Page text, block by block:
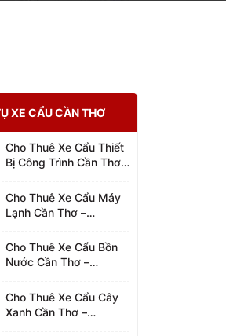
XE CẨU CẦN THƠ
Cho Thuê Xe Cẩu Thiết
Bị Công Trình Cần Thơ –
Cho Thuê Xe Cẩu Máy
Lạnh Cần Thơ –
Cho Thuê Xe Cẩu Bồn
Nước Cần Thơ –
Cho Thuê Xe Cẩu Cây
Xanh Cần Thơ –